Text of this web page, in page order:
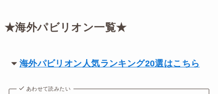
★海外パビリオン一覧★
海外パビリオン人気ランキング20選はこちら
あわせて読みたい